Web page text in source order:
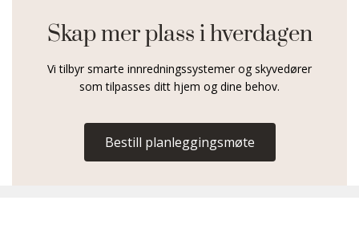
Skap mer plass i hverdagen
Vi tilbyr smarte innredningssystemer og skyvedører
som tilpasses ditt hjem og dine behov.
Bestill planleggingsmøte